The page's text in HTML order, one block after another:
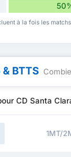
à la fois les
BTTS
CD Santa
1MT/